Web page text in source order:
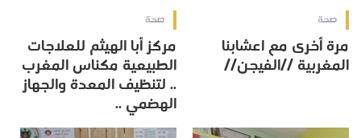
صحة
مرة أخرى مع اعشابنا
المغربية //الفيجن//
صحة
مركز أبا الهيثم للعلاجات
الطبيعية مكناس المغرب
.. لتنظيف المعدة والجهاز
الهضمي ..